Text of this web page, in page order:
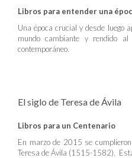
Libros para entender una
Una época crucial y desde luego
mundo cambiante y rendido
contemporáneo.
El siglo de Teresa de Ávila
Libros para un Centenario
En marzo de 2015 se
Teresa de Ávila (1515-1582).